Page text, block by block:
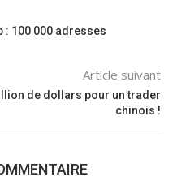
: 100 000 adresses
Article suivant
de dollars pour un trader
chinois !